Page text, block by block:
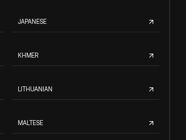
JAPANESE
KHMER
LITHUANIAN
MALTESE